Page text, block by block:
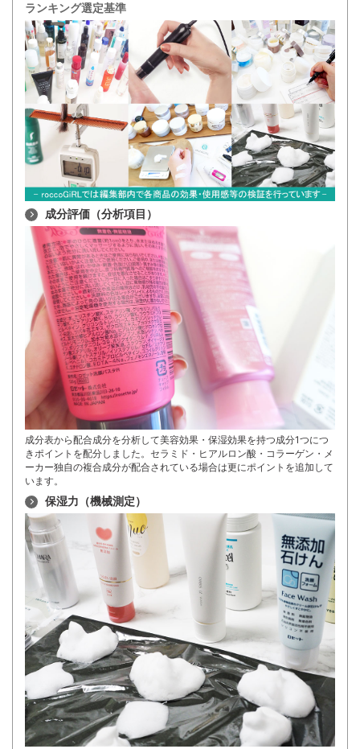
ランキング選定基準
成分評価（分析項目）
成分表から配合成分を分析して美容効果・保湿効果を持つ成分1つにつ
きポイントを配分しました。セラミド・ヒアルロン酸・コラーゲン・メ
ーカー独自の複合成分が配合されている場合は更にポイントを追加して
います。
保湿力（機械測定）